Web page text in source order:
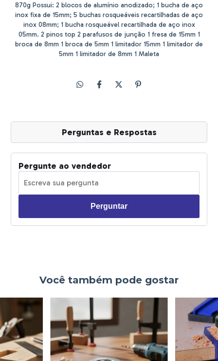
870g Possui: 2 blocos de alumínio anodizado; 1 bucha de aço
inox fixa de 15mm; 5 buchas rosqueáveis recartilhadas de aço
inox 08mm; 1 bucha rosqueável recartilhada de aço inox
05mm. 2 pinos top 2 parafusos de junção 1 fresa de 15mm 1
broca de 8mm 1 broca de 5mm 1 limitador 15mm 1 limitador de
5mm 1 limitador de 8mm 1 Maleta
Perguntas e Respostas
Pergunte ao vendedor
Perguntar
Você também pode gostar